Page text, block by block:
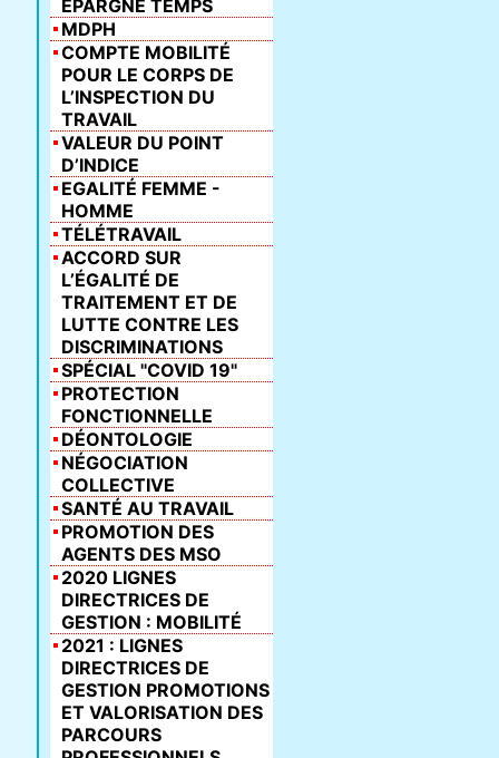
ÉPARGNE TEMPS
MDPH
COMPTE MOBILITÉ
POUR LE CORPS DE
L’INSPECTION DU
TRAVAIL
VALEUR DU POINT
D’INDICE
EGALITÉ FEMME -
HOMME
TÉLÉTRAVAIL
ACCORD SUR
L’ÉGALITÉ DE
TRAITEMENT ET DE
LUTTE CONTRE LES
DISCRIMINATIONS
SPÉCIAL "COVID 19"
PROTECTION
FONCTIONNELLE
DÉONTOLOGIE
NÉGOCIATION
COLLECTIVE
SANTÉ AU TRAVAIL
PROMOTION DES
AGENTS DES MSO
2020 LIGNES
DIRECTRICES DE
GESTION : MOBILITÉ
2021 : LIGNES
DIRECTRICES DE
GESTION PROMOTIONS
ET VALORISATION DES
PARCOURS